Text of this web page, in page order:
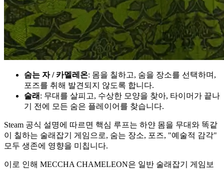
숨는 자 / 카멜레온: 몸을 칠하고, 숨을 장소를 선택하며,
포즈를 취해 발견되지 않도록 합니다.
술래 : 무대를 살피고, 수상한 모양을 찾아, 타이머가 끝나
기 전에 모든 숨은 플레이어를 찾습니다.
Steam 공식 설명에 따르면 핵심 루프는 하얀 몸을 무대와 똑같
이 칠하는 술래잡기 게임으로, 숨는 장소, 포즈, "예술적 감각"
모두 생존에 영향을 미칩니다.
이로 인해 MECCHA CHAMELEON은 일반 술래잡기 게임보